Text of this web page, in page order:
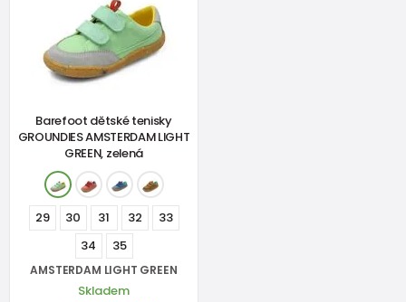
Barefoot dětské tenisky
GROUNDIES AMSTERDAM LIGHT
GREEN, zelená
29 30 31 32
33
34
35
AMSTERDAM LIGHT GREEN
Skladem